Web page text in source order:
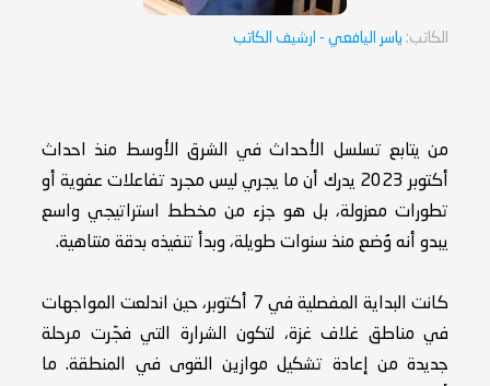
الكاتب: ياسر اليافعي - ارشيف الكاتب
من يتابع تسلسل الأحداث في الشرق الأوسط منذ احداث
أكتوبر 2023 يدرك أن ما يجري ليس مجرد تفاعلات عفوية أو
تطورات معزولة، بل هو جزء من مخطط استراتيجي واسع
يبدو أنه وُضع منذ سنوات طويلة، وبدأ تنفيذه بدقة متناهية.
كانت البداية المفصلية في 7 أكتوبر، حين اندلعت المواجهات
في مناطق غلاف غزة، لتكون الشرارة التي فجّرت مرحلة
جديدة من إعادة تشكيل موازين القوى في المنطقة. ما